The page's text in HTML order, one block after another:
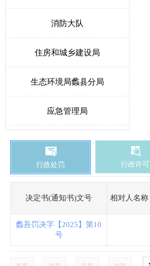
消防大队
住房和城乡建设局
生态环境局蠡县分局
应急管理局
教育和体育局
发展和改革局
卫生健康局
医疗保障局
行政处罚 行政许可
决定书(通知书)文号 相对人名称
蠡吾罚决字【2025】第10
号